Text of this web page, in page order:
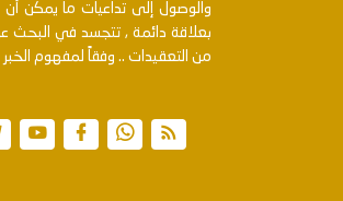
والوصول إلى تداعيات ما يمكن
بعلاقة دائمة , تتجسد في البحث
من التعقيدات .. وفقاً لمفهوم